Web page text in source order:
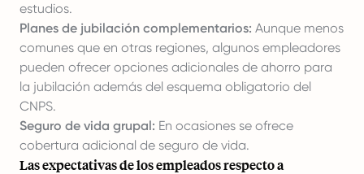
estudios.
Planes de jubilación complementarios: Aunque menos
comunes que en otras regiones, algunos empleadores
pueden ofrecer opciones adicionales de ahorro para
la jubilación además del esquema obligatorio del
CNPS.
Seguro de vida grupal: En ocasiones se ofrece
cobertura adicional de seguro de vida.
Las expectativas de los empleados respecto a